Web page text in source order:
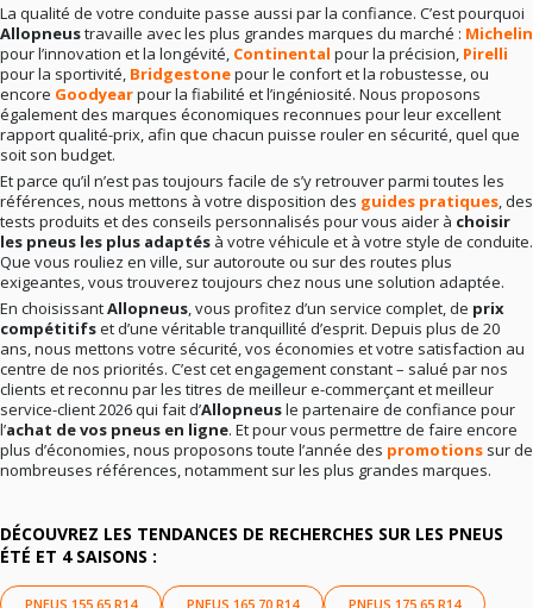
La qualité de votre conduite passe aussi par la confiance. C’est pourquoi
Allopneustravaille avec les plus grandes marques du marché : Michelin
pour l’innovation et la longévité, Continental pour la précision, Pirelli
pour la sportivité, Bridgestonepour le confort et la robustesse, ou
encore Goodyearpour la fiabilité et l’ingéniosité. Nous proposons
également des marques économiques reconnues pour leur excellent
rapport qualité-prix, afin que chacun puisse rouler en sécurité, quel que
soit son budget.
Et parce qu’il n’est pas toujours facile de s’y retrouver parmi toutes les
références, nous mettons à votre disposition des guides pratiques, des
tests produits et des conseils personnalisés pour vous aider à choisir
les pneus les plus adaptés à votre véhicule et à votre style de conduite.
Que vous rouliez en ville, sur autoroute ou sur des routes plus
exigeantes, vous trouverez toujours chez nous une solution adaptée.
En choisissantAllopneus, vous profitez d’un service complet, de prix
compétitifset d’une véritable tranquillité d’esprit. Depuis plus de 20
ans, nous mettons votre sécurité, vos économies et votre satisfaction au
centre de nos priorités. C’est cet engagement constant – salué par nos
clients et reconnu par les titres de meilleur e-commerçant et meilleur
service-client 2026 qui fait d’Allopneusle partenaire de confiance pour
l’achat de vos pneus en ligne. Et pour vous permettre de faire encore
plus d’économies, nous proposons toute l’année des promotions sur de
nombreuses références, notamment sur les plus grandes marques.
DÉCOUVREZ LES TENDANCES DE RECHERCHES SUR LES PNEUS
ÉTÉ ET 4 SAISONS :
PNEUS 155 65 R14 PNEUS 165 70 R14 PNEUS 175 65 R14